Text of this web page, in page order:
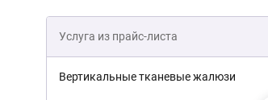
Услуга из прайс-листа
Вертикальные тканевые жалюзи